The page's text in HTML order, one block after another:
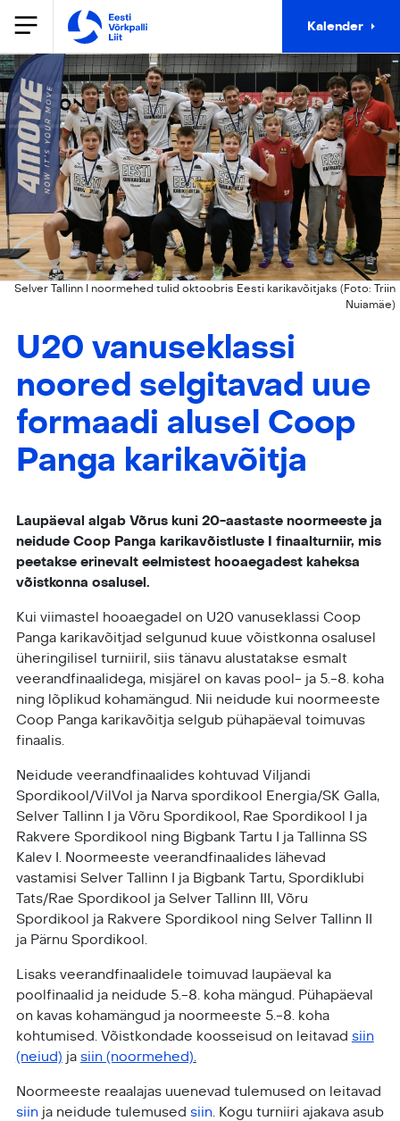
Kalender
Selver Tallinn I noormehed tulid oktoobris Eesti karikavõitjaks (Foto: Triin
Nuiamäe)
U20 vanuseklassi
noored selgitavad uue
formaadi alusel Coop
Panga karikavõitja
Laupäeval algab Võrus kuni 20-aastaste noormeeste ja
neidude Coop Panga karikavõistluste I finaalturniir, mis
peetakse erinevalt eelmistest hooaegadest kaheksa
võistkonna osalusel.
Kui viimastel hooaegadel on U20 vanuseklassi Coop
Panga karikavõitjad selgunud kuue võistkonna osalusel
üheringilisel turniiril, siis tänavu alustatakse esmalt
veerandfinaalidega, misjärel on kavas pool- ja 5.-8. koha
ning lõplikud kohamängud. Nii neidude kui noormeeste
Coop Panga karikavõitja selgub pühapäeval toimuvas
finaalis.
Neidude veerandfinaalides kohtuvad Viljandi
Spordikool/VilVol ja Narva spordikool Energia/SK Galla,
Selver Tallinn I ja Võru Spordikool, Rae Spordikool I ja
Rakvere Spordikool ning Bigbank Tartu I ja Tallinna SS
Kalev I. Noormeeste veerandfinaalides lähevad
vastamisi Selver Tallinn I ja Bigbank Tartu, Spordiklubi
Tats/Rae Spordikool ja Selver Tallinn III, Võru
Spordikool ja Rakvere Spordikool ning Selver Tallinn II
ja Pärnu Spordikool.
Lisaks veerandfinaalidele toimuvad laupäeval ka
poolfinaalid ja neidude 5.-8. koha mängud. Pühapäeval
on kavas kohamängud ja noormeeste 5.-8. koha
kohtumised. Võistkondade koosseisud on leitavad siin
(neiud) ja siin (noormehed).
Noormeeste reaalajas uuenevad tulemused on leitavad
siinja neidude tulemused siin. Kogu turniiri ajakava asub